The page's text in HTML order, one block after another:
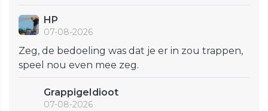
HP
07-08-2026
Zeg, de bedoeling was dat je er in zou trappen,
speel nou even mee zeg.
GrappigeIdioot
07-08-2026